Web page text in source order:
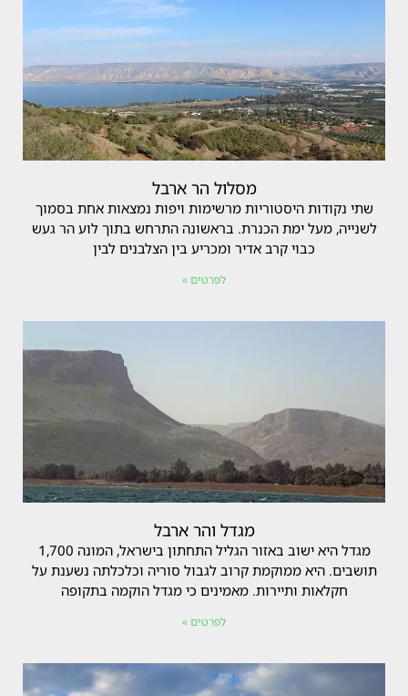
מסלול הר ארבל
שתי נקודות היסטוריות מרשימות ויפות נמצאות אחת בסמוך
לשנייה, מעל ימת הכנרת. בראשונה התרחש בתוך לוע הר געש
כבוי קרב אדיר ומכריע בין הצלבנים לבין
לפרטים »
מגדל והר ארבל
מגדל היא ישוב באזור הגליל התחתון בישראל, המונה 1,700
תושבים. היא ממוקמת קרוב לגבול סוריה וכלכלתה נשענת על
חקלאות ותיירות. מאמינים כי מגדל הוקמה בתקופה
לפרטים »